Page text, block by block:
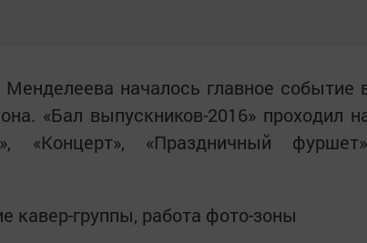
началось главное событие
«Бал выпускников-2016» проходил
«Концерт», «Праздничный
кавер-группы, работа фото-зоны